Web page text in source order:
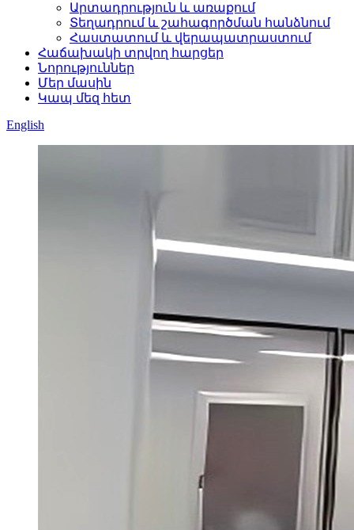
Արտադրություն և առաքում
Տեղադրում և շահագործման հանձնում
Հաստատում և վերապատրաստում
Հաճախակի տրվող հարցեր
Նորություններ
Մեր մասին
Կապ մեզ հետ
English